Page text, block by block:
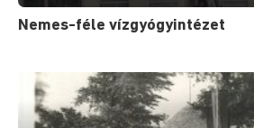
Nemes-féle vízgyógyintézet